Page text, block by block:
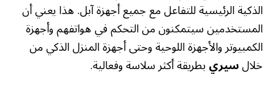
الذكية الرئيسية للتفاعل مع جميع أجهزة آبل. هذا يعني أن
المستخدمين سيتمكنون من التحكم في هواتفهم وأجهزة
الكمبيوتر والأجهزة اللوحية وحتى أجهزة المنزل الذكي من
خلالسيريبطريقة أكثر سلاسة وفعالية.